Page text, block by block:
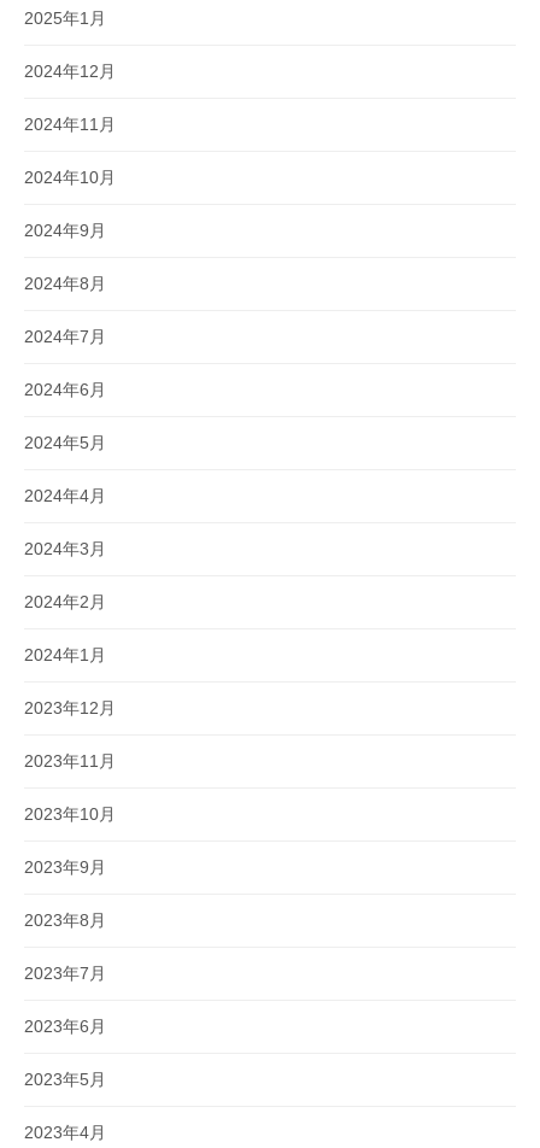
2025年1月
2024年12月
2024年11月
2024年10月
2024年9月
2024年8月
2024年7月
2024年6月
2024年5月
2024年4月
2024年3月
2024年2月
2024年1月
2023年12月
2023年11月
2023年10月
2023年9月
2023年8月
2023年7月
2023年6月
2023年5月
2023年4月